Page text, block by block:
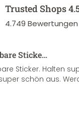
Trusted Shops
4.749 Bewertungen
Sticke…
Sticker. Halten
schön aus.